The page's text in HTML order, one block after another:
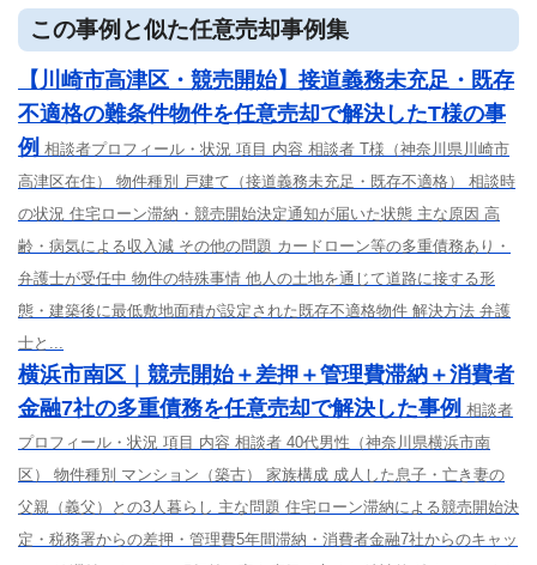
この事例と似た任意売却事例集
【川崎市高津区・競売開始】接道義務未充足・既存
不適格の難条件物件を任意売却で解決したT様の事
例 相談者プロフィール・状況 項目 内容 相談者 T様（神奈川県川崎市
高津区在住） 物件種別 戸建て（接道義務未充足・既存不適格） 相談時
の状況 住宅ローン滞納・競売開始決定通知が届いた状態 主な原因 高
齢・病気による収入減 その他の問題 カードローン等の多重債務あり・
弁護士が受任中 物件の特殊事情 他人の土地を通じて道路に接する形
態・建築後に最低敷地面積が設定された既存不適格物件 解決方法 弁護
士と...
横浜市南区｜競売開始＋差押＋管理費滞納＋消費者
金融7社の多重債務を任意売却で解決した事例 相談者
プロフィール・状況 項目 内容 相談者 40代男性（神奈川県横浜市南
区） 物件種別 マンション（築古） 家族構成 成人した息子・亡き妻の
父親（義父）との3人暮らし 主な問題 住宅ローン滞納による競売開始決
定・税務署からの差押・管理費5年間滞納・消費者金融7社からのキャッ